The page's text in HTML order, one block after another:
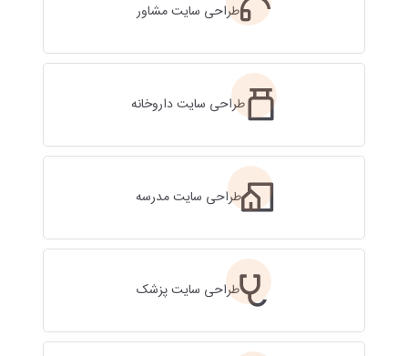
طراحی سایت مشاور
طراحی سایت داروخانه
طراحی سایت مدرسه
طراحی سایت پزشک